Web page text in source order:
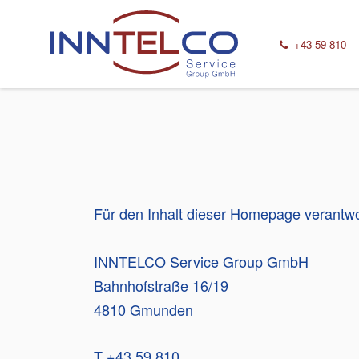
Zum Inhalt springen
+43 59 810​
Für den Inhalt dieser Homepage
INNTELCO Service Group GmbH
Bahnhofstraße 16/19
4810 Gmunden